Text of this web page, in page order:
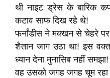
थी नाइट ड्रेस के बारिक
कटाव साफ दिख रहे थे!
फर्नांडीस ने मक्खन से चेहरे
शैतान जाग उठा था! इस
ध्यान देना मुनासिब नहीं समझा!
वह उसको जगह जगह चूम रहा